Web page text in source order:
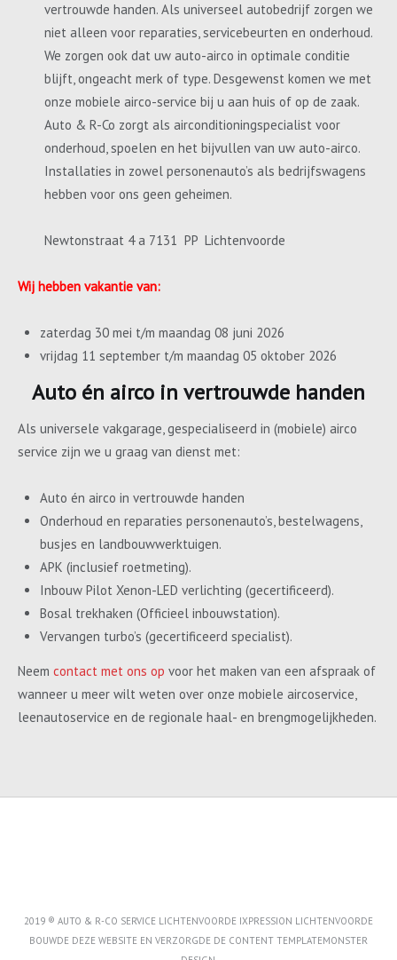
vertrouwde handen. Als universeel autobedrijf zorgen we
niet alleen voor reparaties, servicebeurten en onderhoud.
We zorgen ook dat uw auto-airco in optimale conditie
blijft, ongeacht merk of type. Desgewenst komen we met
onze mobiele airco-service bij u aan huis of op de zaak.
Auto & R-Co zorgt als airconditioningspecialist voor
onderhoud, spoelen en het bijvullen van uw auto-airco.
Installaties in zowel personenauto’s als bedrijfswagens
hebben voor ons geen geheimen.
Newtonstraat 4 a 7131 PP Lichtenvoorde
Wij hebben vakantie van:
zaterdag 30 mei t/m maandag 08 juni 2026
vrijdag 11 september t/m maandag 05 oktober 2026
Auto én airco in vertrouwde handen
Als universele vakgarage, gespecialiseerd in (mobiele) airco
service zijn we u graag van dienst met:
Auto én airco in vertrouwde handen
Onderhoud en reparaties personenauto’s, bestelwagens,
busjes en landbouwwerktuigen.
APK (inclusief roetmeting).
Inbouw Pilot Xenon-LED verlichting (gecertificeerd).
Bosal trekhaken (Officieel inbouwstation).
Vervangen turbo’s (gecertificeerd specialist).
Neem contact met ons op voor het maken van een afspraak of
wanneer u meer wilt weten over onze mobiele aircoservice,
leenautoservice en de regionale haal- en brengmogelijkheden.
2019 ® AUTO & R-CO SERVICE LICHTENVOORDE IXPRESSION LICHTENVOORDE
BOUWDE DEZE WEBSITE EN VERZORGDE DE CONTENT TEMPLATEMONSTER